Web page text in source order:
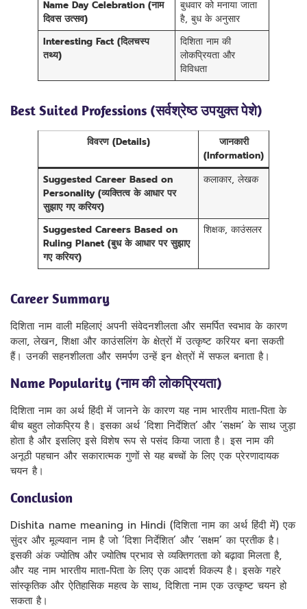
Name Day Celebration (नाम
दिवस उत्सव)
बुधवार को मनाया जाता
है, बुध के अनुसार
Interesting Fact (दिलचस्प
तथ्य)
दिशिता नाम की
लोकप्रियता और
विविधता
Best Suited Professions (सर्वश्रेष्ठ उपयुक्त पेशे)
विवरण (Details)
जानकारी
(Information)
Suggested Career Based on
Personality (व्यक्तित्व के आधार पर
सुझाए गए करियर)
कलाकार, लेखक
Suggested Careers Based on
Ruling Planet (बुध के आधार पर सुझाए
गए करियर)
शिक्षक, काउंसलर
Career Summary
दिशिता नाम वाली महिलाएं अपनी संवेदनशीलता और समर्पित स्वभाव के कारण
कला, लेखन, शिक्षा और काउंसलिंग के क्षेत्रों में उत्कृष्ट करियर बना सकती
हैं। उनकी सहनशीलता और समर्पण उन्हें इन क्षेत्रों में सफल बनाता है।
Name Popularity (नाम की लोकप्रियता)
दिशिता नाम का अर्थ हिंदी में जानने के कारण यह नाम भारतीय माता-पिता के
बीच बहुत लोकप्रिय है। इसका अर्थ ‘दिशा निर्देशित’ और ‘सक्षम’ के साथ जुड़ा
होता है और इसलिए इसे विशेष रूप से पसंद किया जाता है। इस नाम की
अनूठी पहचान और सकारात्मक गुणों से यह बच्चों के लिए एक प्रेरणादायक
चयन है।
Conclusion
Dishita name meaning in Hindi (दिशिता नाम का अर्थ हिंदी में) एक
सुंदर और मूल्यवान नाम है जो ‘दिशा निर्देशित’ और ‘सक्षम’ का प्रतीक है।
इसकी अंक ज्योतिष और ज्योतिष प्रभाव से व्यक्तिगतता को बढ़ावा मिलता है,
और यह नाम भारतीय माता-पिता के लिए एक आदर्श विकल्प है। इसके गहरे
सांस्कृतिक और ऐतिहासिक महत्व के साथ, दिशिता नाम एक उत्कृष्ट चयन हो
सकता है।